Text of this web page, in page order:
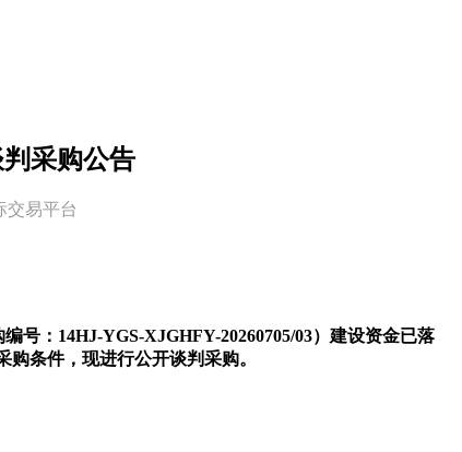
采购公告
交易平台
号：14HJ-YGS-XJGHFY-20260705/03）建设资金已落
条件，现进行公开谈判采购。